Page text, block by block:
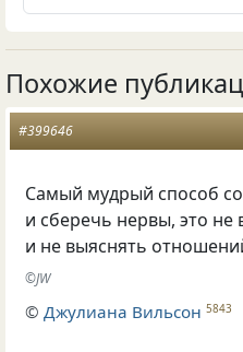
Похожие
#399646
Самый мудрый способ
и сберечь нервы, это не
и не выяснять
©JW
©Джулиана Вильсон 5843